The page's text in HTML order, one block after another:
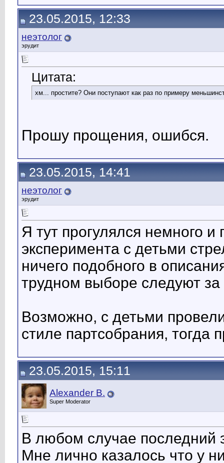
23.05.2015, 12:33
неэтолог
эрудит
Цитата:
хм... простите? Они поступают как раз по примеру
Прошу прощения, ошибся.
23.05.2015, 14:41
неэтолог
эрудит
Я тут прогулялся немного
эксперимента с детьми
ничего подобного в
трудном выборе следуют
Возможно, с детьми
стиле партсобрания, тогда
23.05.2015, 15:11
Alexander B.
Super Moderator
В любом случае последний
Мне лично казалось что у